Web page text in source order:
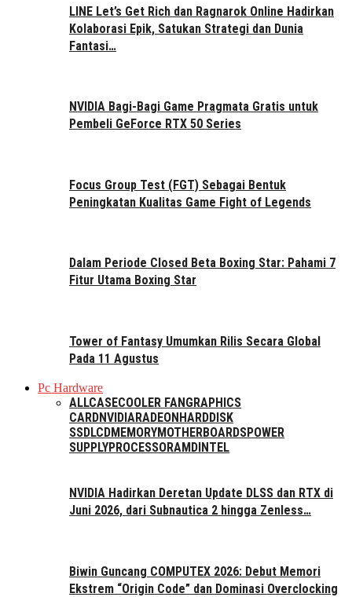
LINE Let’s Get Rich dan Ragnarok Online Hadirkan
Kolaborasi Epik, Satukan Strategi dan Dunia
Fantasi…
NVIDIA Bagi-Bagi Game Pragmata Gratis untuk
Pembeli GeForce RTX 50 Series
Focus Group Test (FGT) Sebagai Bentuk
Peningkatan Kualitas Game Fight of Legends
Dalam Periode Closed Beta Boxing Star: Pahami 7
Fitur Utama Boxing Star
Tower of Fantasy Umumkan Rilis Secara Global
Pada 11 Agustus
Pc Hardware
ALLCASECOOLER FAN GRAPHICS
CARDNVIDIARADEON HARDDISK
SSDLCDMEMORYMOTHERBOARDSPOWER
SUPPLYPROCESSORAMD INTEL
NVIDIA Hadirkan Deretan Update DLSS dan RTX di
Juni 2026, dari Subnautica 2 hingga Zenless…
Biwin Guncang COMPUTEX 2026: Debut Memori
Ekstrem “Origin Code” dan Dominasi Overclocking